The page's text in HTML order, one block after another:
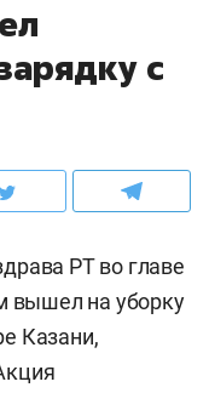
с
РТ во главе
вышел на уборку
Казани,